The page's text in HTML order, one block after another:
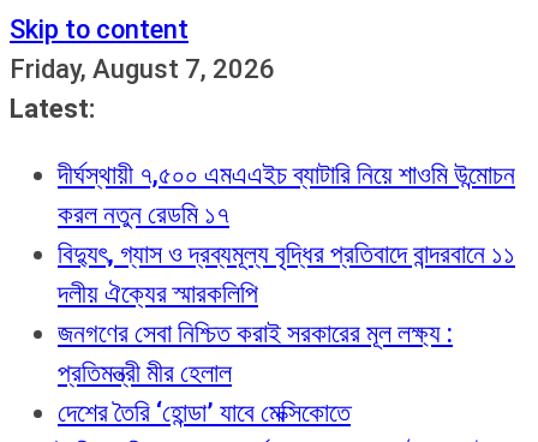
Skip to content
Friday, August 7, 2026
Latest:
দীর্ঘস্থায়ী ৭,৫০০ এমএএইচ ব্যাটারি নিয়ে শাওমি উন্মোচন
করল নতুন রেডমি ১৭
বিদ্যুৎ, গ্যাস ও দ্রব্যমূল্য বৃদ্ধির প্রতিবাদে বান্দরবানে ১১
দলীয় ঐক্যের স্মারকলিপি
জনগণের সেবা নিশ্চিত করাই সরকারের মূল লক্ষ্য :
প্রতিমন্ত্রী মীর হেলাল
দেশের তৈরি ‘হোন্ডা’ যাবে মেক্সিকোতে